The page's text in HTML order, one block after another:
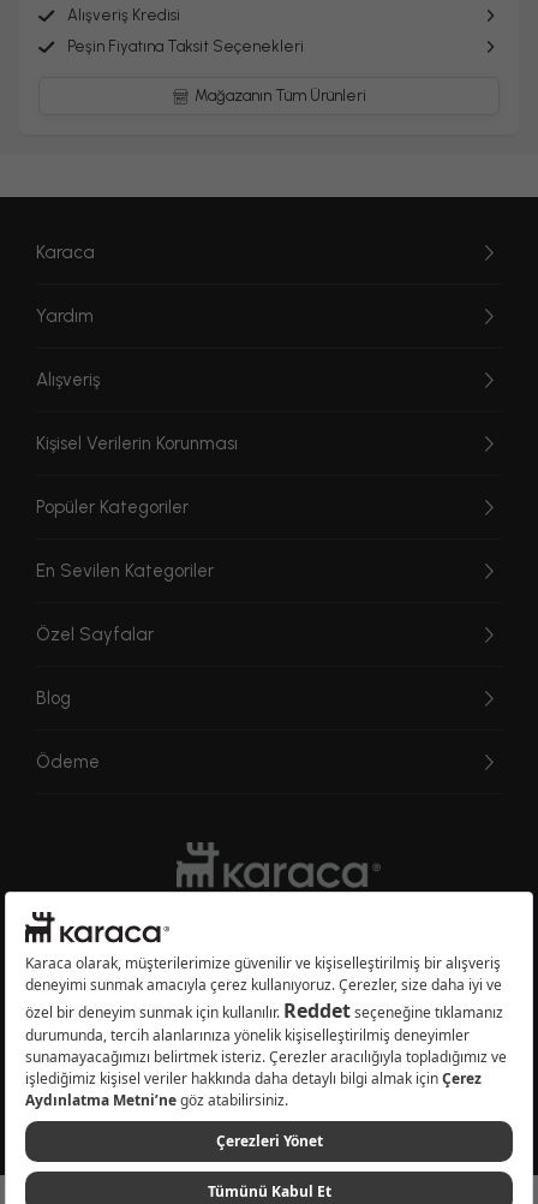
Alışveriş Kredisi
Peşin Fiyatına Taksit Seçenekleri
Mağazanın Tüm Ürünleri
Karaca
Yardım
Alışveriş
Kişisel Verilerin Korunması
Popüler Kategoriler
En Sevilen Kategoriler
Özel Sayfalar
Blog
Ödeme
Websitesinde kullanılan bazı görseller yapay zekâ (AI) ile üretilmiştir.
Karaca.com © 2026 - Karaca Züccaciye A.Ş. Tüm hakları saklıdır.